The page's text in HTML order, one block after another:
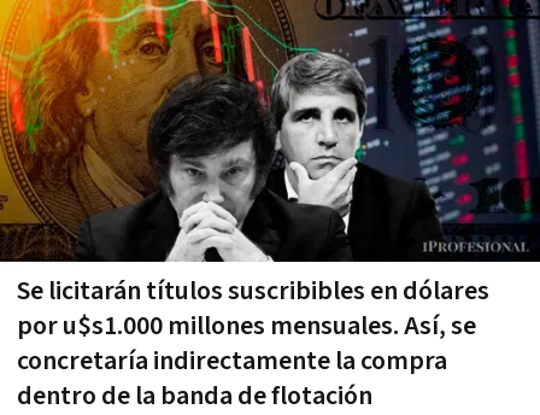
Se licitarán títulos suscribibles en dólares
por u$s1.000 millones mensuales. Así, se
concretaría indirectamente la compra
dentro de la banda de flotación